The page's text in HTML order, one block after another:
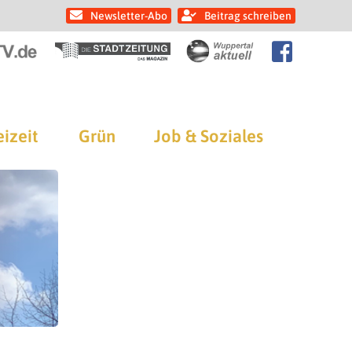
Newsletter-Abo Beitrag schreiben
Grün Job & Soziales